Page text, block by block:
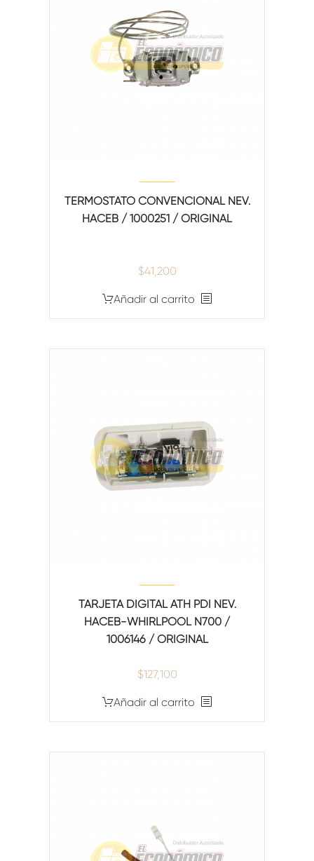
TERMOSTATO CONVENCIONAL NEV.
HACEB / 1000251 / ORIGINAL
$41,200
Añadir al carrito
TARJETA DIGITAL ATH PDI NEV.
HACEB-WHIRLPOOL N700 /
1006146 / ORIGINAL
$127,100
Añadir al carrito